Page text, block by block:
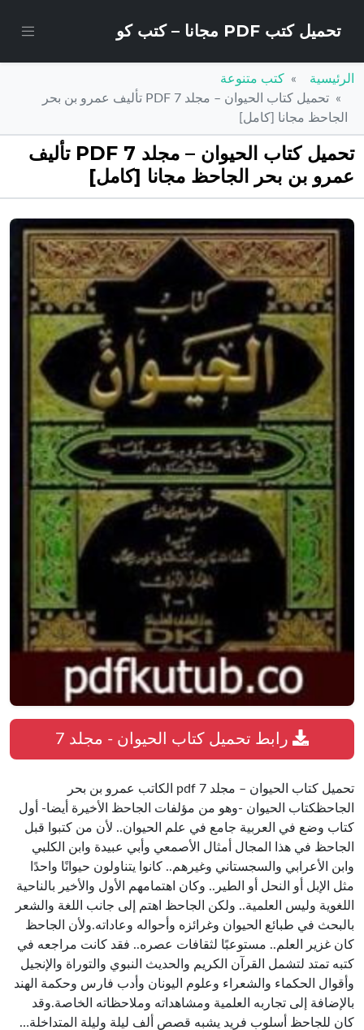
تحميل كتب PDF مجانا – كتب كو
الرئيسية
كتب متنوعة
تحميل كتاب الحيوان – مجلد 7 PDF تأليف عمرو بن بحر
الجاحظ مجانا [كامل]
تحميل كتاب الحيوان – مجلد 7 PDF تأليف
عمرو بن بحر الجاحظ مجانا [كامل]
تحميل كتاب الحيوان – مجلد 7 pdf الكاتب عمرو بن بحر
الجاحظكتاب الحيوان -وهو من مؤلفات الجاحظ الأخيرة أيضا- أول
كتاب وضع في العربية جامع في علم الحيوان.. لأن من كتبوا قبل
الجاحظ في هذا المجال أمثال الأصمعي وأبي عبيدة وابن الكلبي
وابن الأعرابي والسجستاني وغيرهم.. كانوا يتناولون حيوانًا واحدًا
مثل الإبل أو النحل أو الطير.. وكان اهتمامهم الأول والأخير بالناحية
اللغوية وليس العلمية.. ولكن الجاحظ اهتم إلى جانب اللغة والشعر
بالبحث في طبائع الحيوان وغرائزه وأحواله وعاداته.ولأن الجاحظ
كان غزير العلم.. مستوعبًا لثقافات عصره.. فقد كانت مراجعه في
كتبه تمتد لتشمل القرآن الكريم والحديث النبوي والتوراة والإنجيل
وأقوال الحكماء والشعراء وعلوم اليونان وأدب فارس وحكمة الهند
بالإضافة إلى تجاربه العلمية ومشاهداته وملاحظاته الخاصة.وقد
كان للجاحظ أسلوب فريد يشبه قصص ألف ليلة وليلة المتداخلة…